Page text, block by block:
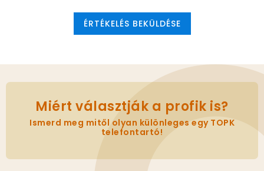
ÉRTÉKELÉS BEKÜLDÉSE
Miért választják a profik is?
Ismerd meg mitől olyan különleges egy TOPK
telefontartó!